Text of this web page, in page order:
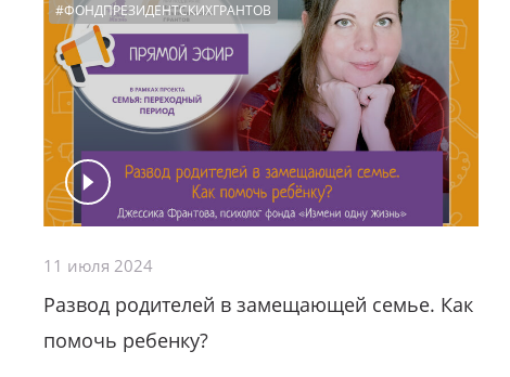
#ФОНДПРЕЗИДЕНТСКИХГРАНТОВ
11 июля 2024
Развод родителей в замещающей семье. Как
помочь ребенку?